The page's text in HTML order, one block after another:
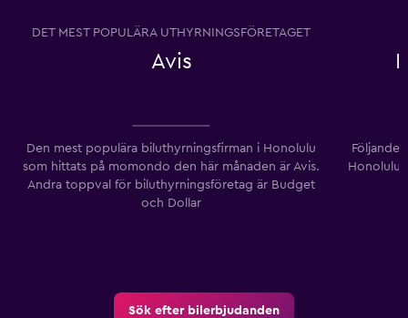
DET MEST POPULÄRA UTHYRNINGSFÖRETAGET
Avis
Den mest populära biluthyrningsfirman i Honolulu
som hittats på momondo den här månaden är Avis.
Andra toppval för biluthyrningsföretag är Budget
och Dollar
Följande
Honolulu
Sök efter bilerbjudanden